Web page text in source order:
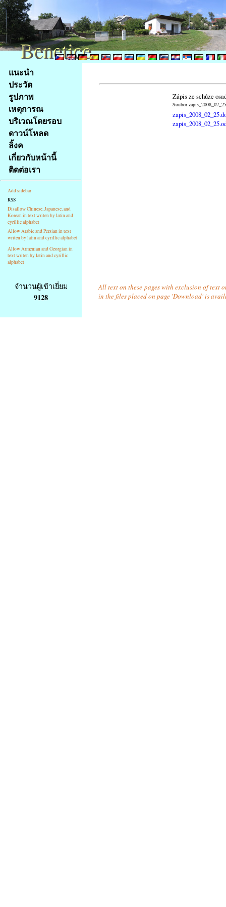
obsah
stránky
Klávesové
zkratky
tomto
webu
základní
Hlavní
strana
แนะนำ
ประวัต
รูปภาพ
เหตุการณ
บริเวณโดยรอบ
ดาวน์โหลด
ลิ้งค
เกี่ยวกับหน้านี้
ติดต่อเรา
Add sidebar
RSS
Disallow Chinese, Japanese, and
Korean in text writen by latin and
cyrillic alphabet
Allow Arabic and Persian in text
writen by latin and cyrillic alphabet
Allow Armenian and Georgian in
text writen by latin and cyrillic
alphabet
Zápis ze schůze
Soubor
จำนวนผู้เข้าเยี่ยม
9128
All text on these pages with exclusion of text
in the files placed on page 'Download' is
Benetice
Benetice